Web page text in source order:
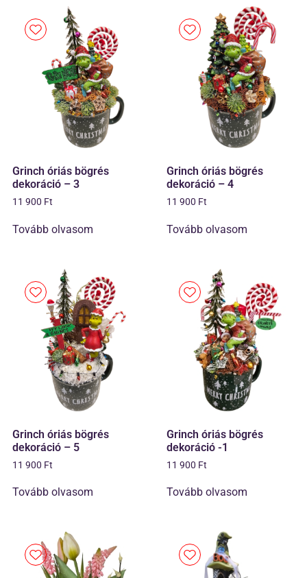
Grinch óriás bögrés
dekoráció – 3
11 900 Ft
Tovább olvasom
Grinch óriás bögrés
dekoráció – 4
11 900 Ft
Tovább olvasom
Grinch óriás bögrés
dekoráció – 5
11 900 Ft
Tovább olvasom
Grinch óriás bögrés
dekoráció -1
11 900 Ft
Tovább olvasom